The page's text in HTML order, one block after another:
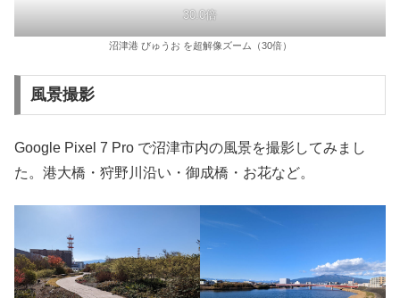
30.0倍
沼津港 びゅうお を超解像ズーム（30倍）
風景撮影
Google Pixel 7 Pro で沼津市内の風景を撮影してみまし
た。港大橋・狩野川沿い・御成橋・お花など。